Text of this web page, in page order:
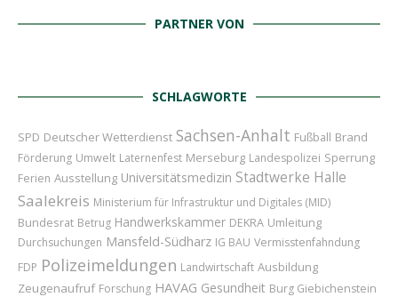
PARTNER VON
SCHLAGWORTE
SPD Deutscher Wetterdienst Sachsen-Anhalt Fußball Brand
Förderung Umwelt Laternenfest Merseburg Landespolizei Sperrung
Ferien Ausstellung Universitätsmedizin Stadtwerke Halle
Saalekreis Ministerium für Infrastruktur und Digitales (MID)
Bundesrat Betrug Handwerkskammer DEKRA Umleitung
Durchsuchungen Mansfeld-Südharz IG BAU Vermisstenfahndung
FDP Polizeimeldungen Landwirtschaft Ausbildung
Zeugenaufruf Forschung HAVAG Gesundheit Burg Giebichenstein